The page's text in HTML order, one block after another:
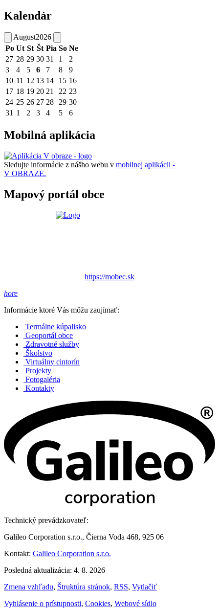
Kalendár
August2026
Po Ut St Št Pia So Ne
27 28 29 30 31 1
2
3
4 5 6 7 8
9
10 11 12 13 14 15 16
17 18 19 20 21 22 23
24 25 26 27 28 29 30
31 1 2 3 4 5 6
Mobilná aplikácia
Sledujte informácie z nášho webu v mobilnej aplikácii -
V OBRAZE.
Mapový portál obce
https://mobec.sk
hore
Informácie ktoré Vás môžu zaujímať:
Termálne kúpalisko
Geoportál obce
Zdravotné služby
Školstvo
Virtuálny cintorín
Projekty
Fotogaléria
Kontakty
Technický prevádzkovateľ:
Galileo Corporation s.r.o., Čierna Voda 468, 925 06
Kontakt: Galileo Corporation s.r.o.
Posledná aktualizácia: 4. 8. 2026
Zmena vzhľadu, Štruktúra stránok, RSS, Vytlačiť
Vyhlásenie o prístupnosti, Cookies, Webové sídlo